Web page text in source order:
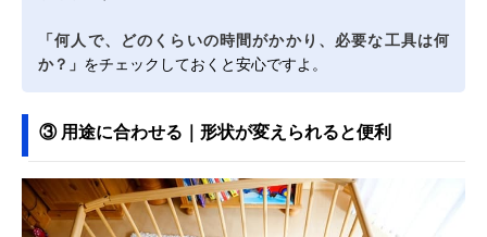
「何人で、どのくらいの時間がかかり、必要な工具は何
か？」 をチェックしておくと安心ですよ。
③ 用途に合わせる｜形状が変えられると便利